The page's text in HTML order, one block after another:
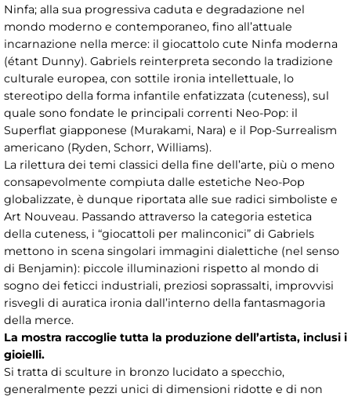
Ninfa; alla sua progressiva caduta e degradazione nel
mondo moderno e contemporaneo, fino all’attuale
incarnazione nella merce: il giocattolo cute Ninfa moderna
(étant Dunny). Gabriels reinterpreta secondo la tradizione
culturale europea, con sottile ironia intellettuale, lo
stereotipo della forma infantile enfatizzata (cuteness), sul
quale sono fondate le principali correnti Neo-Pop: il
Superflat giapponese (Murakami, Nara) e il Pop-Surrealism
americano (Ryden, Schorr, Williams).
La rilettura dei temi classici della fine dell’arte, più o meno
consapevolmente compiuta dalle estetiche Neo-Pop
globalizzate, è dunque riportata alle sue radici simboliste e
Art Nouveau. Passando attraverso la categoria estetica
della cuteness, i “giocattoli per malinconici” di Gabriels
mettono in scena singolari immagini dialettiche (nel senso
di Benjamin): piccole illuminazioni rispetto al mondo di
sogno dei feticci industriali, preziosi soprassalti, improvvisi
risvegli di auratica ironia dall’interno della fantasmagoria
della merce.
La mostra raccoglie tutta la produzione dell’artista, inclusi i
gioielli.
Si tratta di sculture in bronzo lucidato a specchio,
generalmente pezzi unici di dimensioni ridotte e di non